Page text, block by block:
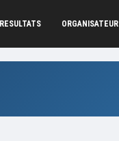
RESULTATS ORGANISATEUR